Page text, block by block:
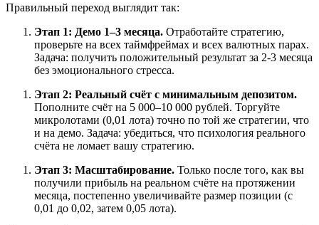
Правильный переход выглядит так:
Этап 1: Демо 1–3 месяца. Отработайте стратегию,
проверьте на всех таймфреймах и всех валютных парах.
Задача: получить положительный результат за 2-3 месяца
без эмоционального стресса.
Этап 2: Реальный счёт с минимальным депозитом.
Пополните счёт на 5 000–10 000 рублей. Торгуйте
микролотами (0,01 лота) точно по той же стратегии, что
и на демо. Задача: убедиться, что психология реального
счёта не ломает вашу стратегию.
Этап 3: Масштабирование. Только после того, как вы
получили прибыль на реальном счёте на протяжении
месяца, постепенно увеличивайте размер позиции (с
0,01 до 0,02, затем 0,05 лота).